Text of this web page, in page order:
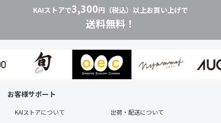
KAIストアで3,300円（税込）以上お買い上げで
送料無料！
お客様サポート
KAIストアについて
出荷・配送について